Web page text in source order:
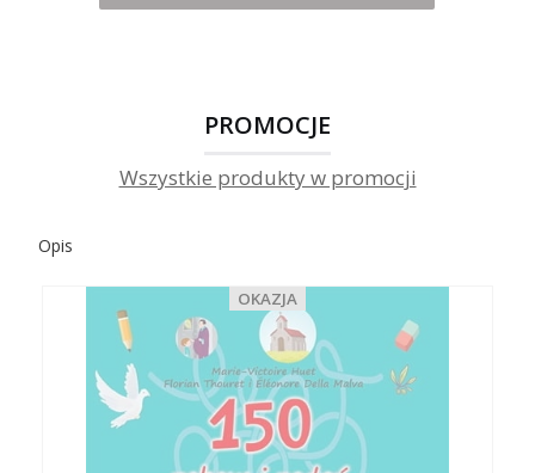
PROMOCJE
Wszystkie produkty w promocji
Opis
OKAZJA